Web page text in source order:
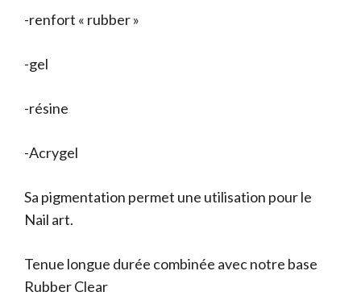
-renfort « rubber »
-gel
-résine
-Acrygel
Sa pigmentation permet une utilisation pour le
Nail art.
Tenue longue durée combinée avec notre base
Rubber Clear